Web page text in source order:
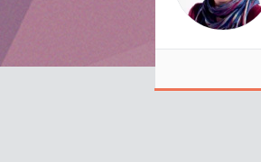
Gaelle GOSSELIN